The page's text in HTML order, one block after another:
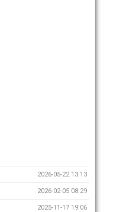
2026-05-22 13:13
2026-02-05 08:29
2025-11-17 19:06